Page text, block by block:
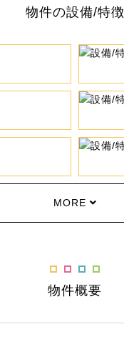
物件の設備/特徴
MORE
物件概要